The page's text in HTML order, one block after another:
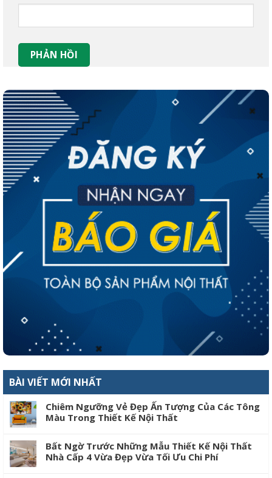
BÀI VIẾT MỚI NHẤT
Chiêm Ngưỡng Vẻ Đẹp Ấn Tượng Của Các Tông
Màu Trong Thiết Kế Nội Thất
Bất Ngờ Trước Những Mẫu Thiết Kế Nội Thất
Nhà Cấp 4 Vừa Đẹp Vừa Tối Ưu Chi Phí